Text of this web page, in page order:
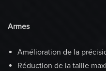
Armes
Amélioration de la
Réduction de la taille